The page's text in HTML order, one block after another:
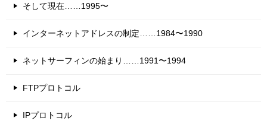
そして現在……1995〜
インターネットアドレスの制定……1984〜1990
ネットサーフィンの始まり……1991〜1994
FTPプロトコル
IPプロトコル